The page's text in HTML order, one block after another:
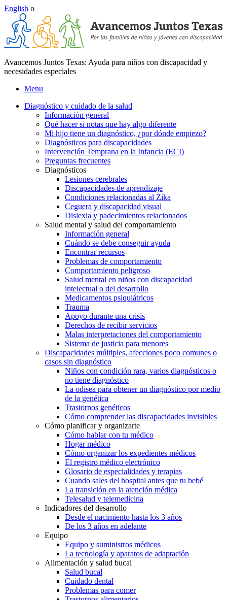
English o
Avancemos Juntos Texas: Ayuda para niños con discapacidad y
necesidades especiales
Menu
Diagnóstico y cuidado de la salud
Información general
Qué hacer si notas que hay algo diferente
Mi hijo tiene un diagnóstico, ¿por dónde empiezo?
Diagnósticos para discapacidades
Intervención Temprana en la Infancia (ECI)
Preguntas frecuentes
Diagnósticos
Lesiones cerebrales
Discapacidades de aprendizaje
Condiciones relacionadas al Zika
Ceguera y discapacidad visual
Dislexia y padecimientos relacionados
Salud mental y salud del comportamiento
Información general
Cuándo se debe conseguir ayuda
Encontrar recursos
Problemas de comportamiento
Comportamiento peligroso
Salud mental en niños con discapacidad
intelectual o del desarrollo
Medicamentos psiquiátricos
Trauma
Apoyo durante una crisis
Derechos de recibir servicios
Malas interpretaciones del comportamiento
Sistema de justicia para menores
Discapacidades múltiples, afecciones poco comunes o
casos sin diagnóstico
Niños con condición rara, varios diagnósticos o
no tiene diagnóstico
La odisea para obtener un diagnóstico por medio
de la genética
Trastornos genéticos
Cómo comprender las discapacidades invisibles
Cómo planificar y organizarte
Cómo hablar con tu médico
Hogar médico
Cómo organizar los expedientes médicos
El registro médico electrónico
Glosario de especialidades y terapias
Cuando sales del hospital antes que tu bebé
La transición en la atención médica
Telesalud y telemedicina
Indicadores del desarrollo
Desde el nacimiento hasta los 3 años
De los 3 años en adelante
Equipo
Equipo y suministros médicos
La tecnología y aparatos de adaptación
Alimentación y salud bucal
Salud bucal
Cuidado dental
Problemas para comer